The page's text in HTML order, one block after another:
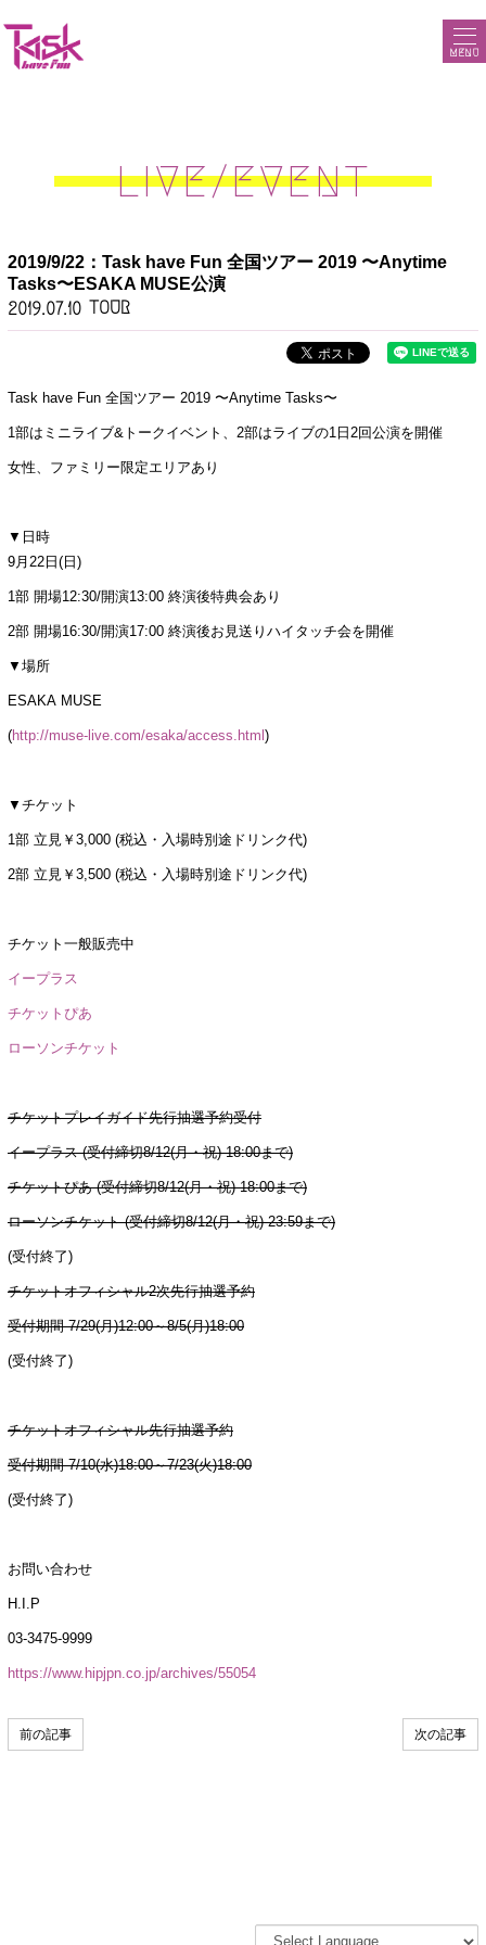
MENU
LIVE/EVENT
2019/9/22：Task have Fun 全国ツアー 2019 〜Anytime
Tasks〜ESAKA MUSE公演
2019.07.10 TOUR
Task have Fun 全国ツアー 2019 〜Anytime Tasks〜
1部はミニライブ&トークイベント、2部はライブの1日2回公演を開催
女性、ファミリー限定エリアあり
▼日時
9月22日(日)
1部 開場12:30/開演13:00 終演後特典会あり
2部 開場16:30/開演17:00 終演後お見送りハイタッチ会を開催
▼場所
ESAKA MUSE
(http://muse-live.com/esaka/access.html)
▼チケット
1部 立見￥3,000 (税込・入場時別途ドリンク代)
2部 立見￥3,500 (税込・入場時別途ドリンク代)
チケット一般販売中
イープラス
チケットぴあ
ローソンチケット
チケットプレイガイド先行抽選予約受付
イープラス (受付締切8/12(月・祝) 18:00まで)
チケットぴあ (受付締切8/12(月・祝) 18:00まで)
ローソンチケット (受付締切8/12(月・祝) 23:59まで)
(受付終了)
チケットオフィシャル2次先行抽選予約
受付期間 7/29(月)12:00～8/5(月)18:00
(受付終了)
チケットオフィシャル先行抽選予約
受付期間 7/10(水)18:00～7/23(火)18:00
(受付終了)
お問い合わせ
H.I.P
03-3475-9999
https://www.hipjpn.co.jp/archives/55054
次の記事
前の記事